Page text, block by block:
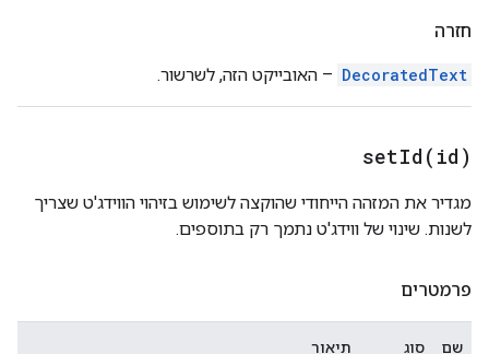
חזרה
DecoratedText – האובייקט הזה, לשרשור.
setId( id)
מגדיר את המזהה הייחודי שהוקצה לשימוש בזיהוי הווידג'ט שצריך
לשנות. שינוי של ווידג'ט נתמך רק בתוספים.
פרמטרים
שם סוג תיאור